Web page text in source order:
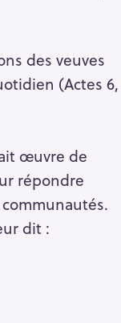
des veuves
(Actes 6,
œuvre de
répondre
dit :